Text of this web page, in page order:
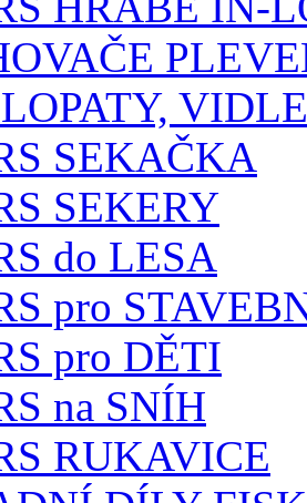
VIDLE
SEKAČKA
SEKERY
do LESA
pro
pro DĚTI
na SNÍH
RUKAVICE